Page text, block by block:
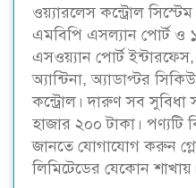
ওয়্যারলেস কন্ট্রোল
এমবিপি এসল্যান পোর্ট ও
এসওয়্যান পোর্ট
অ্যান্টিনা, অ্যাডাপ্টর
কন্ট্রোল। দারুণ সব সুবিধা
হাজার ২০০ টাকা। পণ্যটি
জানতে যোগাযোগ করুন
লিমিটেডের যেকোন শাখায়।